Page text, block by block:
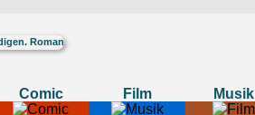
Comic Film Musik